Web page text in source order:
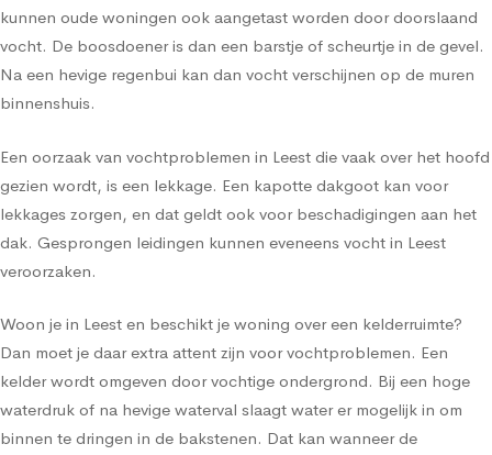
kunnen oude woningen ook aangetast worden door doorslaand
vocht. De boosdoener is dan een barstje of scheurtje in de gevel.
Na een hevige regenbui kan dan vocht verschijnen op de muren
binnenshuis.
Een oorzaak van vochtproblemen in Leest die vaak over het hoofd
gezien wordt, is een lekkage. Een kapotte dakgoot kan voor
lekkages zorgen, en dat geldt ook voor beschadigingen aan het
dak. Gesprongen leidingen kunnen eveneens vocht in Leest
veroorzaken.
Woon je in Leest en beschikt je woning over een kelderruimte?
Dan moet je daar extra attent zijn voor vochtproblemen. Een
kelder wordt omgeven door vochtige ondergrond. Bij een hoge
waterdruk of na hevige waterval slaagt water er mogelijk in om
binnen te dringen in de bakstenen. Dat kan wanneer de